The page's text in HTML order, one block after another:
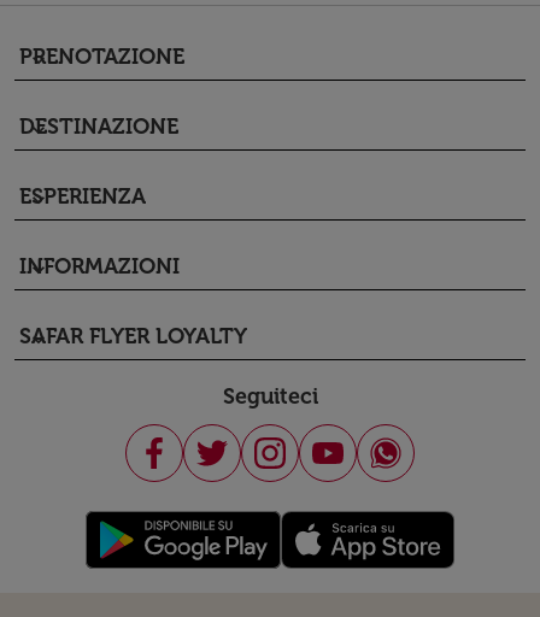
PRENOTAZIONE
keyboard_arrow_down
DESTINAZIONE
keyboard_arrow_down
ESPERIENZA
keyboard_arrow_down
INFORMAZIONI
keyboard_arrow_down
SAFAR FLYER LOYALTY
keyboard_arrow_down
Seguiteci